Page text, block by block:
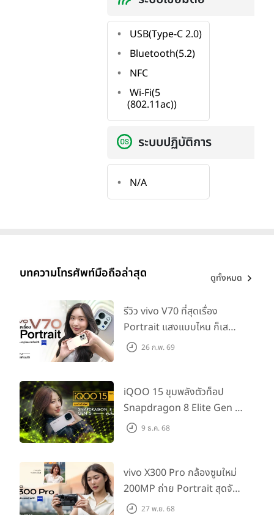
USB(Type-C 2.0)
Bluetooth(5.2)
NFC
Wi-Fi(5
(802.11ac))
ระบบปฏิบัติการ
N/A
บทความโทรศัพท์มือถือล่าสุด ดูทั้งหมด
รีวิว vivo V70 ที่สุดเรื่อง
Portrait แสงแบบไหน ก็เส
กช็อตให้สวยได้!
26 ก.พ. 69
iQOO 15 ขุมพลังตัวท็อป
Snapdragon 8 Elite Gen 5
เล่นลื่นทุกเกม!
9 ธ.ค. 68
vivo X300 Pro กล้องซูมใหม่
200MP ถ่าย Portrait สุดจัด
ต่อเลนส์เสริมได้!
27 พ.ย. 68